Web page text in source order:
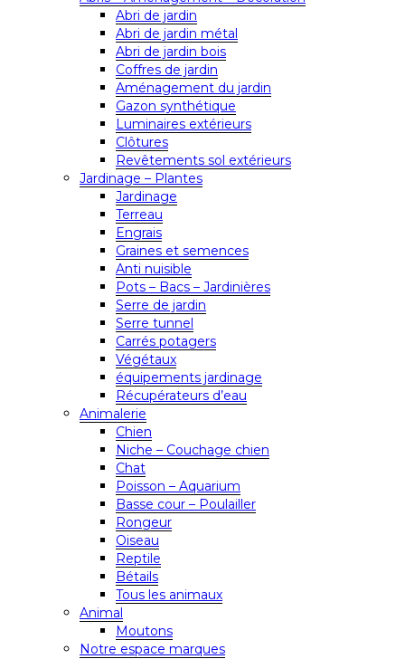
Abri de jardin
Abri de jardin métal
Abri de jardin bois
Coffres de jardin
Aménagement du jardin
Gazon synthétique
Luminaires extérieurs
Clôtures
Revêtements sol extérieurs
Jardinage – Plantes
Jardinage
Terreau
Engrais
Graines et semences
Anti nuisible
Pots – Bacs – Jardinières
Serre de jardin
Serre tunnel
Carrés potagers
Végétaux
équipements jardinage
Récupérateurs d’eau
Animalerie
Chien
Niche – Couchage chien
Chat
Poisson – Aquarium
Basse cour – Poulailler
Rongeur
Oiseau
Reptile
Bétails
Tous les animaux
Animal
Moutons
Notre espace marques